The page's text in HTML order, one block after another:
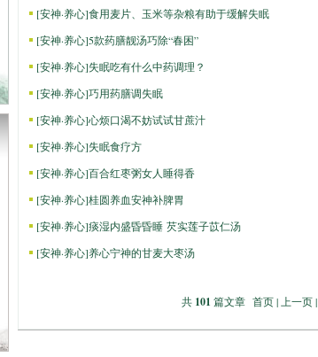
[安神·养心]食用麦片、玉米等杂粮有助于缓解失眠
[安神·养心]5款药膳靓汤巧除“春困”
[安神·养心]失眠吃有什么中药调理？
[安神·养心]巧用药膳调失眠
[安神·养心]心烦口渴不妨试试甘蔗汁
[安神·养心]失眠食疗方
[安神·养心]百合红枣粥女人睡得香
[安神·养心]桂圆养血安神补脾胃
[安神·养心]痰湿内盛昏昏睡 芡实莲子苡仁汤
[安神·养心]养心宁神的甘麦大枣汤
共 101 篇文章 首页 | 上一页 |